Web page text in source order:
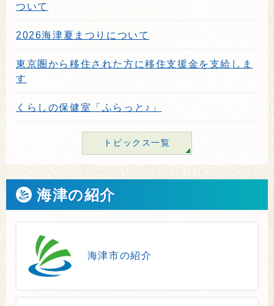
ついて
2026海津夏まつりについて
東京圏から移住された方に移住支援金を支給しま
す
くらしの保健室「ふらっと♪」
トピックス一覧
海津の紹介
海津市の紹介